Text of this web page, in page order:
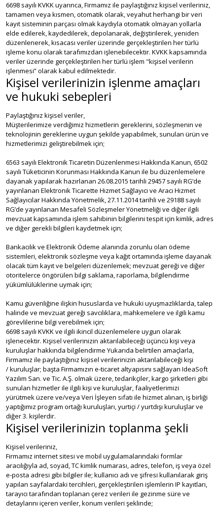
6698 sayılı KVKK uyarınca, Firmamız ile paylaştığınız kişisel verileriniz,
tamamen veya kısmen, otomatik olarak, veyahut herhangi bir veri
kayıt sisteminin parçası olmak kaydıyla otomatik olmayan yollarla
elde edilerek, kaydedilerek, depolanarak, değiştirilerek, yeniden
düzenlenerek, kısacası veriler üzerinde gerçekleştirilen her türlü
işleme konu olarak tarafımızdan işlenebilecektir. KVKK kapsamında
veriler üzerinde gerçekleştirilen her türlü işlem "kişisel verilerin
işlenmesi” olarak kabul edilmektedir.
Kişisel verilerinizin işlenme amaçları
ve hukuki sebepleri
Paylaştığınız kişisel veriler,
Müşterilerimize verdiğimiz hizmetlerin gereklerini, sözleşmenin ve
teknolojinin gereklerine uygun şekilde yapabilmek, sunulan ürün ve
hizmetlerimizi geliştirebilmek için;
6563 sayılı Elektronik Ticaretin Düzenlenmesi Hakkında Kanun, 6502
sayılı Tüketicinin Korunması Hakkında Kanun ile bu düzenlemelere
dayanak yapılarak hazırlanan 26.08.2015 tarihli 29457 sayılı RG’de
yayınlanan Elektronik Ticarette Hizmet Sağlayıcı ve Aracı Hizmet
Sağlayıcılar Hakkında Yönetmelik, 27.11.2014 tarihli ve 29188 sayılı
RG’de yayınlanan Mesafeli Sözleşmeler Yönetmeliği ve diğer ilgili
mevzuat kapsamında işlem sahibinin bilgilerini tespit için kimlik, adres
ve diğer gerekli bilgileri kaydetmek için;
Bankacılık ve Elektronik Ödeme alanında zorunlu olan ödeme
sistemleri, elektronik sözleşme veya kağıt ortamında işleme dayanak
olacak tüm kayıt ve belgeleri düzenlemek; mevzuat gereği ve diğer
otoritelerce öngörülen bilgi saklama, raporlama, bilgilendirme
yükümlülüklerine uymak için;
Kamu güvenliğine ilişkin hususlarda ve hukuki uyuşmazlıklarda, talep
halinde ve mevzuat gereği savcılıklara, mahkemelere ve ilgili kamu
görevlilerine bilgi verebilmek için;
6698 sayılı KVKK ve ilgili ikincil düzenlemelere uygun olarak
işlenecektir. Kişisel verilerinizin aktarılabileceği üçüncü kişi veya
kuruluşlar hakkında bilgilendirme Yukarıda belirtilen amaçlarla,
Firmamız ile paylaştığınız kişisel verilerinizin aktarılabileceği kişi
/ kuruluşlar; başta Firmamızın e-ticaret altyapısını sağlayan IdeaSoft
Yazılım San. ve Tic. A.Ş. olmak üzere, tedarikçiler, kargo şirketleri gibi
sunulan hizmetler ile ilgili kişi ve kuruluşlar, faaliyetlerimizi
yürütmek üzere ve/veya Veri İşleyen sıfatı ile hizmet alınan, iş birliği
yaptığımız program ortağı kuruluşları, yurtiçi / yurtdışı kuruluşlar ve
diğer 3. kişilerdir.
Kişisel verilerinizin toplanma şekli
Kişisel verileriniz,
Firmamız internet sitesi ve mobil uygulamalarındaki formlar
aracılığıyla ad, soyad, TC kimlik numarası, adres, telefon, iş veya özel
e-posta adresi gibi bilgiler ile; kullanıcı adı ve şifresi kullanılarak giriş
yapılan sayfalardaki tercihleri, gerçekleştirilen işlemlerin IP kayıtları,
tarayıcı tarafından toplanan çerez verileri ile gezinme süre ve
detaylarını içeren veriler, konum verileri şeklinde;